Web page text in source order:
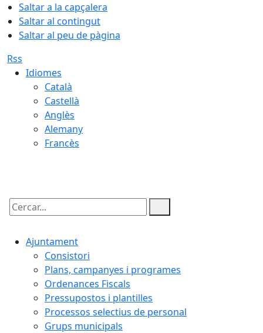
Saltar a la capçalera
Saltar al contingut
Saltar al peu de pàgina
Rss
Idiomes
Català
Castellà
Anglès
Alemany
Francès
Cercar:
Ajuntament
Consistori
Plans, campanyes i programes
Ordenances Fiscals
Pressupostos i plantilles
Processos selectius de personal
Grups municipals